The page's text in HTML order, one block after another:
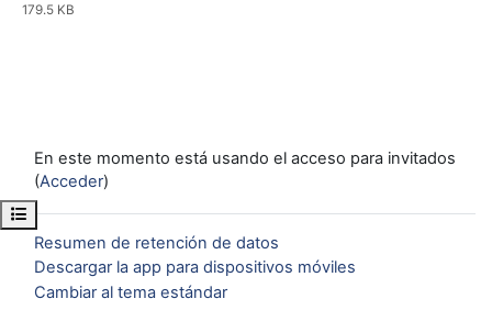
Abrir índice del curso
179.5 KB
En este momento está usando el acceso para invitados
(Acceder)
Resumen de retención de datos
Descargar la app para dispositivos móviles
Cambiar al tema estándar